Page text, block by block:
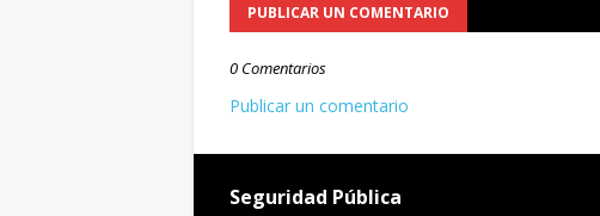
PUBLICAR UN COMENTARIO
0 Comentarios
Publicar un comentario
Seguridad Pública